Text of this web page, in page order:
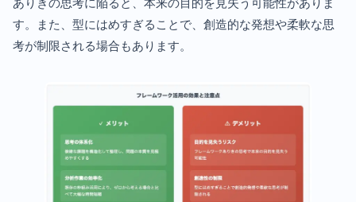
す。また、型にはめすぎることで、創造的な発想や柔軟な思
考が制限される場合もあります。